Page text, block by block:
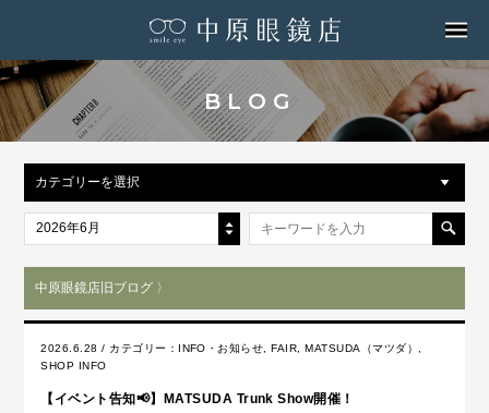
BLOG
カテゴリーを選択
2026年6月
中原眼鏡店旧ブログ 〉
2026.6.28 / カテゴリー： INFO・お知らせ ,FAIR ,MATSUDA（マツダ）
SHOP INFO
【イベント告知📢】MATSUDA Trunk Show開催！